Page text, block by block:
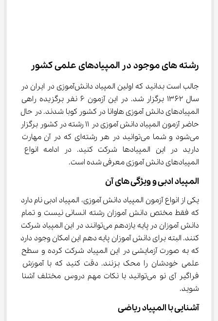
رشته‌ های موجود در المپیادهای علمی کشور
جالب است بدانید که اولین المپیاد دانش‌آموزی در ایران در
سال ۱۳۶۲ برگزار شد. در این آزمون ۶ نفر برگزیده راهی
المپیادهای دانش آموزی هاوانا در کشور کوبا شدند. در حال
حاضر آزمون المپیاد دانش ‌آموزی در ۱۱ رشته در کشور برگزار
می‌شود و شما می‌توانید در هر رشته‌ای که در آن مهارت
دارید در این المپیادها شرکت کنید. در ادامه انواع
المپیادهای دانش آموزی معرفی شده است.
المپیاد ادبی و ویژگی های آن
یکی از انواع آزمون المپیاد دانش آموزی، المپیاد ادبی نام دارد
که فقط مختص دانش آموزان رشته انسانی نیست و تمام
دانش آموزان در پایه یازدهم می‌توانند در این المپیاد شرکت
کنند. البته برای دانش آموزان پایه دهم این امکان وجود دارد
که به صورت آزمایشی در این المپیاد شرکت کرده و سطح
علمی خودشان را محک بزنند. دقت کنید که با آموزش
فراگیر آی نو می‌توانید با نکات مهم دروس مختلف آشنا
شوید.
آشنایی با المپیاد ریاضی